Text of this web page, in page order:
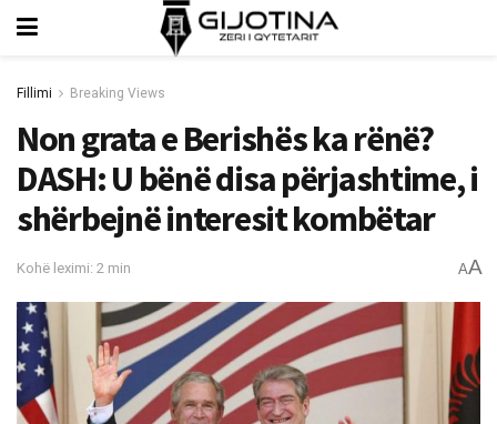
Fillimi Breaking Views
Non grata e Berishës ka rënë?
DASH: U bënë disa përjashtime, i
shërbejnë interesit kombëtar
Kohë leximi: 2 min AA